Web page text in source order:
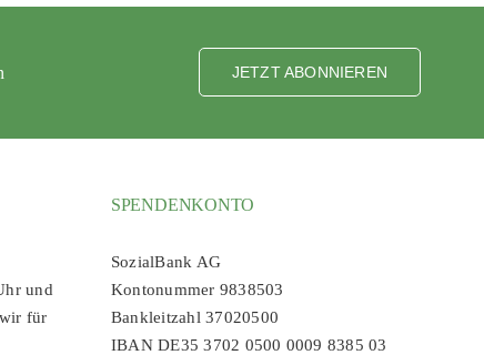
JETZT ABONNIEREN
und
für
SPENDENKONTO
SozialBank AG
Kontonummer 9838503
Bankleitzahl 37020500
IBAN DE35 3702 0500 0009 8385 03